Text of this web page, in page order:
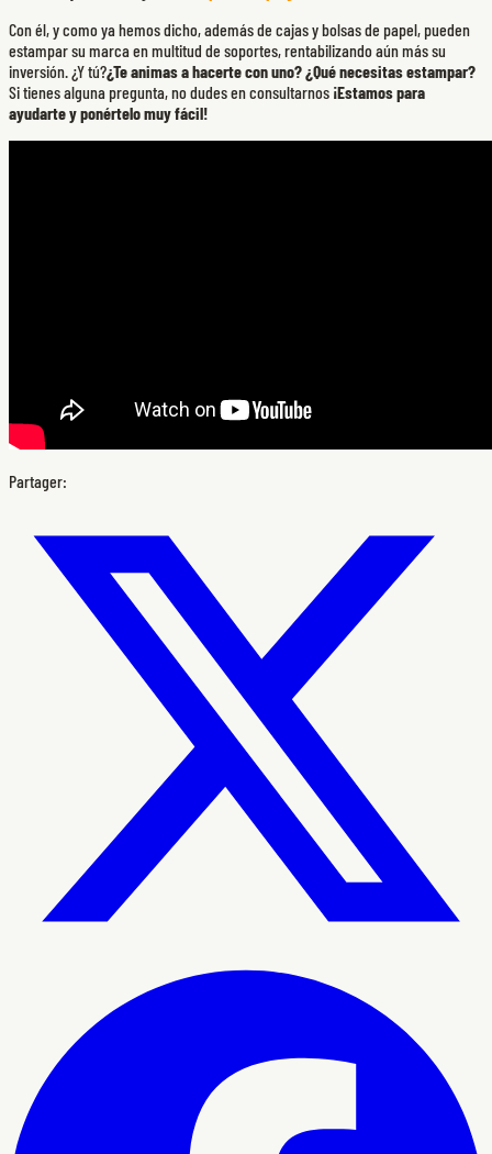
Con él, y como ya hemos dicho, además de cajas y bolsas de papel, pueden
estampar su marca en multitud de soportes, rentabilizando aún más su
inversión. ¿Y tú?¿Te animas a hacerte con uno? ¿Qué necesitas estampar?
Si tienes alguna pregunta, no dudes en consultarnos ¡Estamos para
ayudarte y ponértelo muy fácil!
Partager: